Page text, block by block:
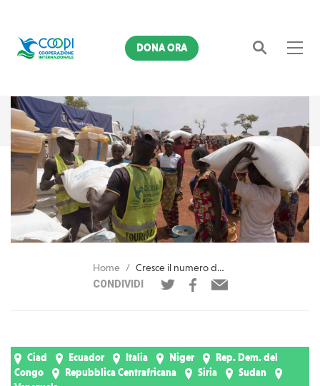
DONA ORA
Home
Cresce il numero delle emergenza umanitarie e la risposta di COOPI
CONDIVIDI
Ciad Ecuador Italia Niger
Rep. Dem. del
Congo
Repubblica Centrafricana Siria
Sudan